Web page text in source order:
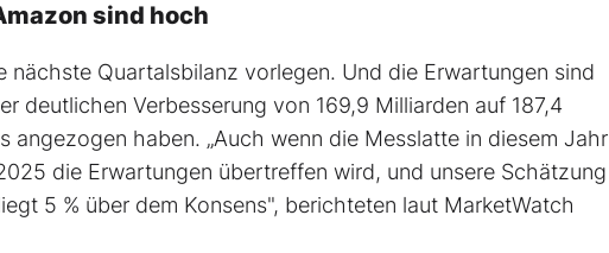
sind hoch
nächste Quartalsbilanz vorlegen. Und die Erwartungen sind
deutlichen Verbesserung von 169,9 Milliarden auf 187,4
angezogen haben. „Auch wenn die Messlatte in diesem Jahr
die Erwartungen übertreffen wird, und unsere Schätzung
5 % über dem Konsens", berichteten laut MarketWatch